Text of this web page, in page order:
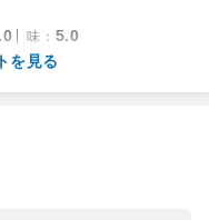
味 ： 5.0
を見る